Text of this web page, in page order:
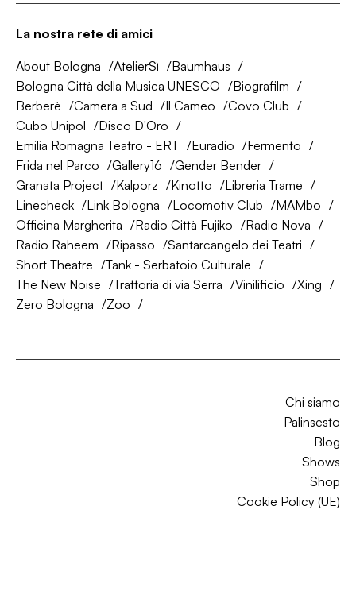
La nostra rete di amici
About Bologna AtelierSì
Baumhaus
Bologna Città della Musica UNESCO
Biografilm
Berberè
Camera a Sud Il Cameo
Covo Club
Cubo Unipol
Disco D'Oro
Emilia Romagna Teatro - ERT
Euradio
Fermento
Frida nel Parco
Gallery16
Gender Bender
Granata Project
Kalporz Kinotto
Libreria Trame
Linecheck
Link Bologna Locomotiv Club
MAMbo
Officina Margherita
Radio Città Fujiko
Radio Nova
Radio Raheem
Ripasso
Santarcangelo dei Teatri
Short Theatre
Tank - Serbatoio Culturale
The New Noise
Trattoria di via Serra Vinilificio
Xing
Zero Bologna
Zoo
Chi siamo
Palinsesto
Blog
Shows
Shop
Cookie Policy (UE)